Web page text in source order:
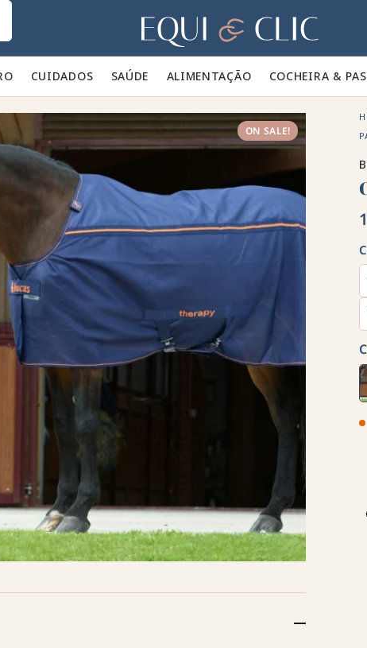
Lar
👕 CUIDADOS 🪮 SAÚDE ✨ ALIMENTAÇÃO 🥕 COCHEIRA &
ON SALE!